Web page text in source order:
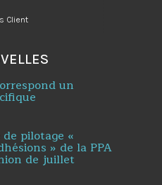
Client
un
pilotage «
» de la PPA
de juillet